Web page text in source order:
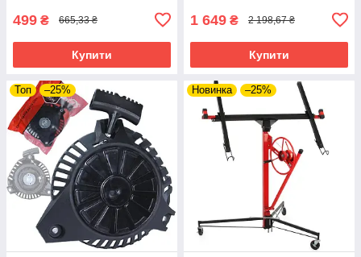
499 ₴ 665,33 ₴
Купити
1 649 ₴ 2 198,67 ₴
Купити
Топ –25% Новинка –25%